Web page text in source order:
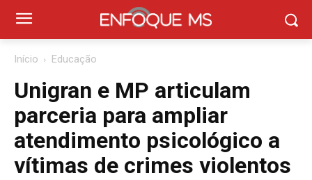
Início Educação
Unigran e MP articulam
parceria para ampliar
atendimento psicológico a
vítimas de crimes violentos